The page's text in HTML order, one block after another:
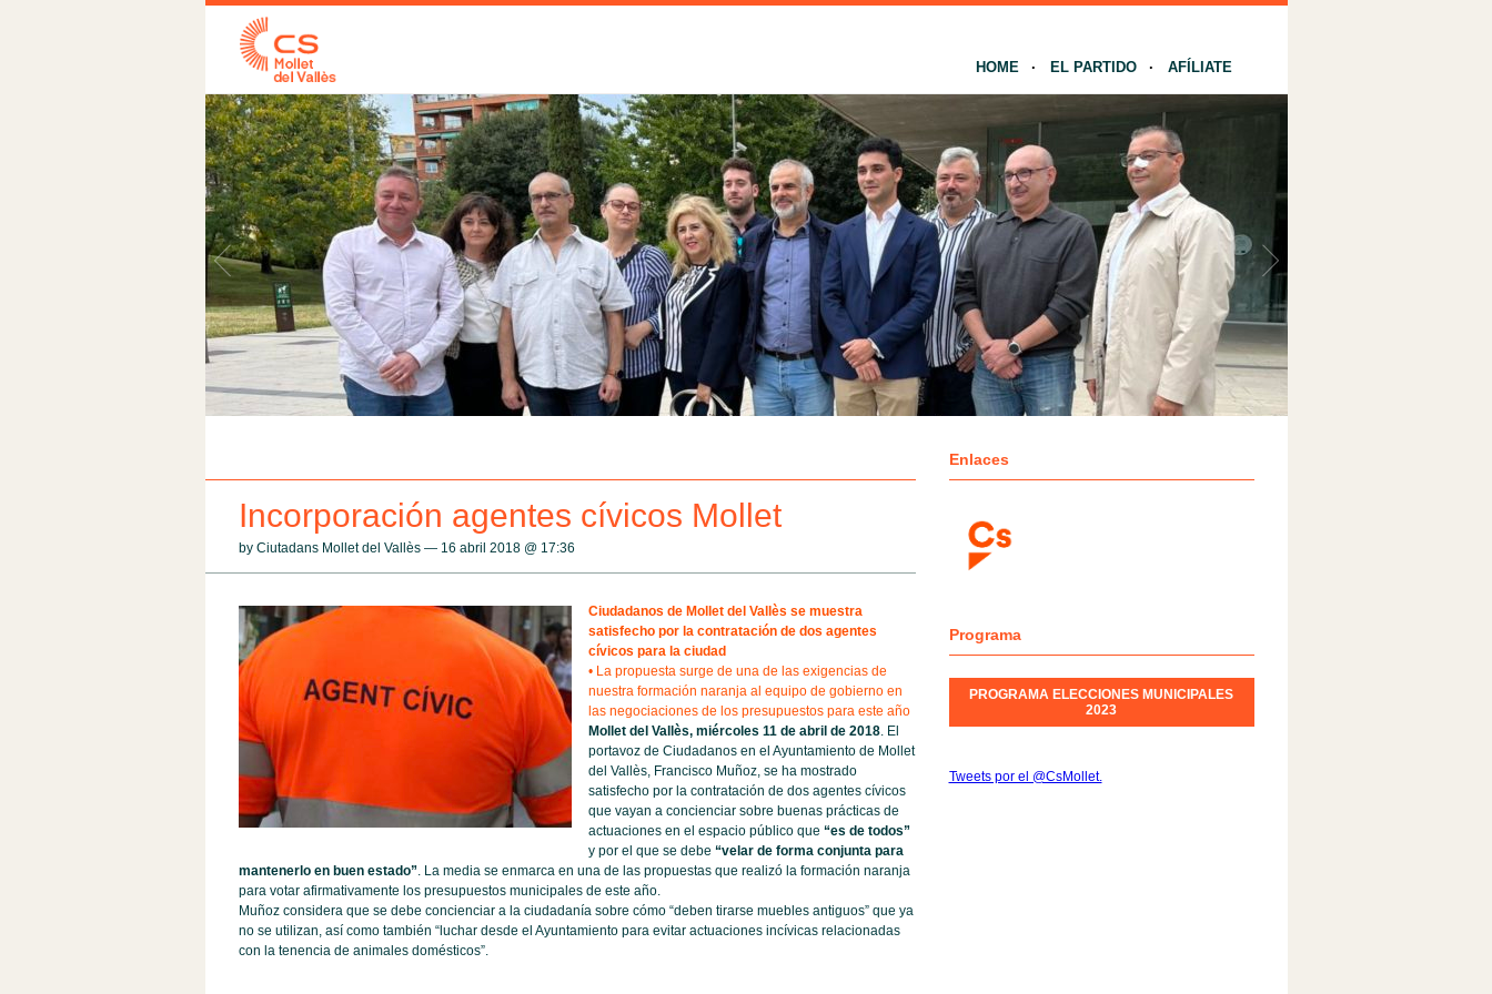
HOME EL PARTIDO AFÍLIATE
Equipo CS
Incorporación agentes cívicos Mollet
by Ciutadans Mollet del Vallès — 16 abril 2018 @ 17:36
Ciudadanos de Mollet del Vallès se muestra
satisfecho por la contratación de dos agentes
cívicos para la ciudad
• La propuesta surge de una de las exigencias de
nuestra formación naranja al equipo de gobierno en
las negociaciones de los presupuestos para este año
Mollet del Vallès, miércoles 11 de abril de 2018. El
portavoz de Ciudadanos en el Ayuntamiento de Mollet
del Vallès, Francisco Muñoz, se ha mostrado
satisfecho por la contratación de dos agentes cívicos
que vayan a concienciar sobre buenas prácticas de
actuaciones en el espacio público que “es de todos”
y por el que se debe “velar de forma conjunta para
mantenerlo en buen estado”. La media se enmarca en una de las propuestas que realizó la formación naranja
para votar afirmativamente los presupuestos municipales de este año.
Muñoz considera que se debe concienciar a la ciudadanía sobre cómo “deben tirarse muebles antiguos” que ya
no se utilizan, así como también “luchar desde el Ayuntamiento para evitar actuaciones incívicas relacionadas
con la tenencia de animales domésticos”.
Enlaces
Programa
PROGRAMA ELECCIONES MUNICIPALES
2023
Tweets por el @CsMollet.